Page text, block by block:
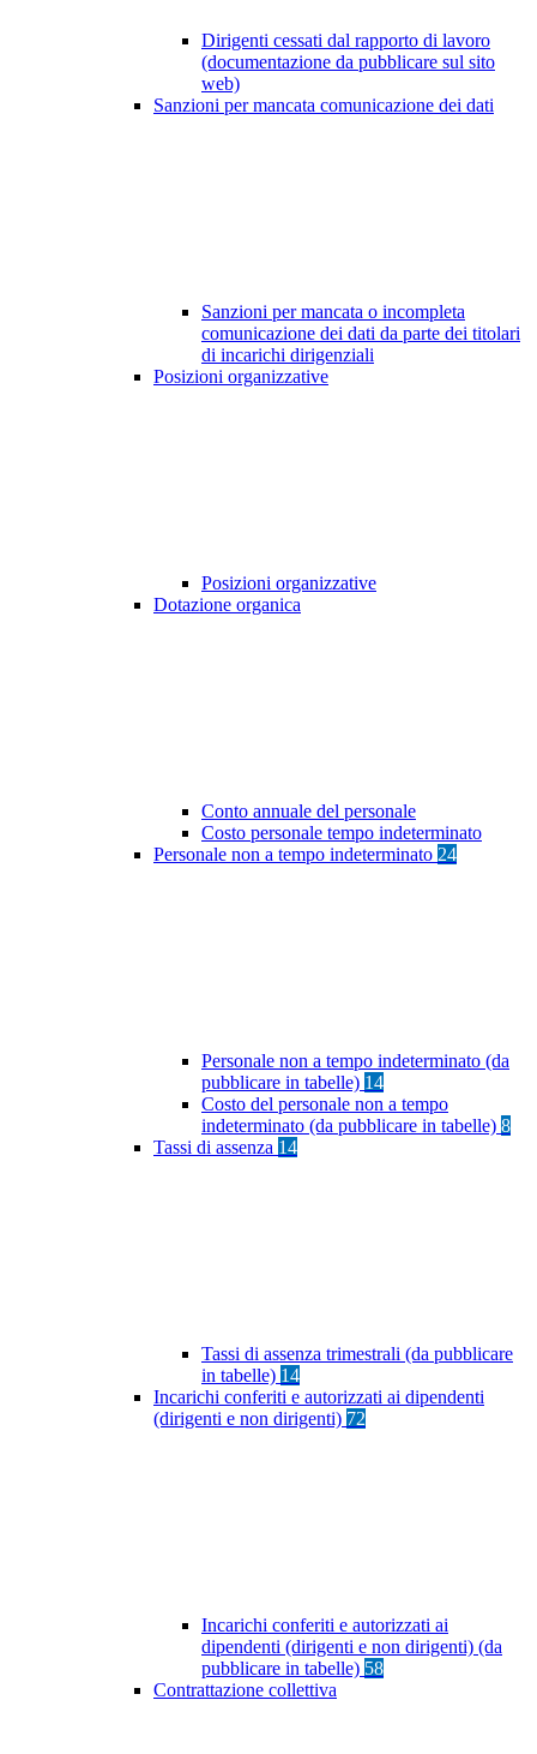
Dirigenti cessati dal rapporto di lavoro
(documentazione da pubblicare sul sito
web)
Sanzioni per mancata comunicazione dei dati
Sanzioni per mancata o incompleta
comunicazione dei dati da parte dei titolari
di incarichi dirigenziali
Posizioni organizzative
Posizioni organizzative
Dotazione organica
Conto annuale del personale
Costo personale tempo indeterminato
Personale non a tempo indeterminato 24
Personale non a tempo indeterminato (da
pubblicare in tabelle) 14
Costo del personale non a tempo
indeterminato (da pubblicare in tabelle) 8
Tassi di assenza 14
Tassi di assenza trimestrali (da pubblicare
in tabelle) 14
Incarichi conferiti e autorizzati ai dipendenti
(dirigenti e non dirigenti) 72
Incarichi conferiti e autorizzati ai
dipendenti (dirigenti e non dirigenti) (da
pubblicare in tabelle) 58
Contrattazione collettiva